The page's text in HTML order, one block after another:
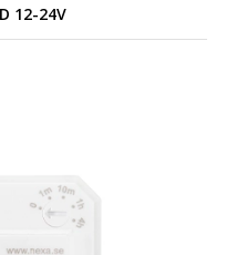
12-24V